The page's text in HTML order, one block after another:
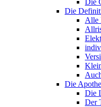
Die
Die
Alle
Die
Die
Der